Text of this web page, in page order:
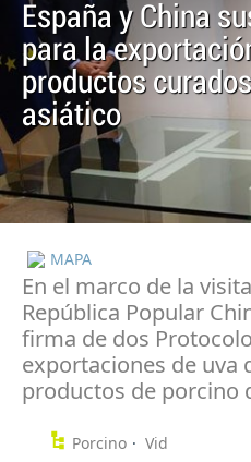
España y China
para la
productos
asiático
MAPA
En el marco de la
República Popular
firma de dos
exportaciones de uva
productos de porcino
Porcino
Vid